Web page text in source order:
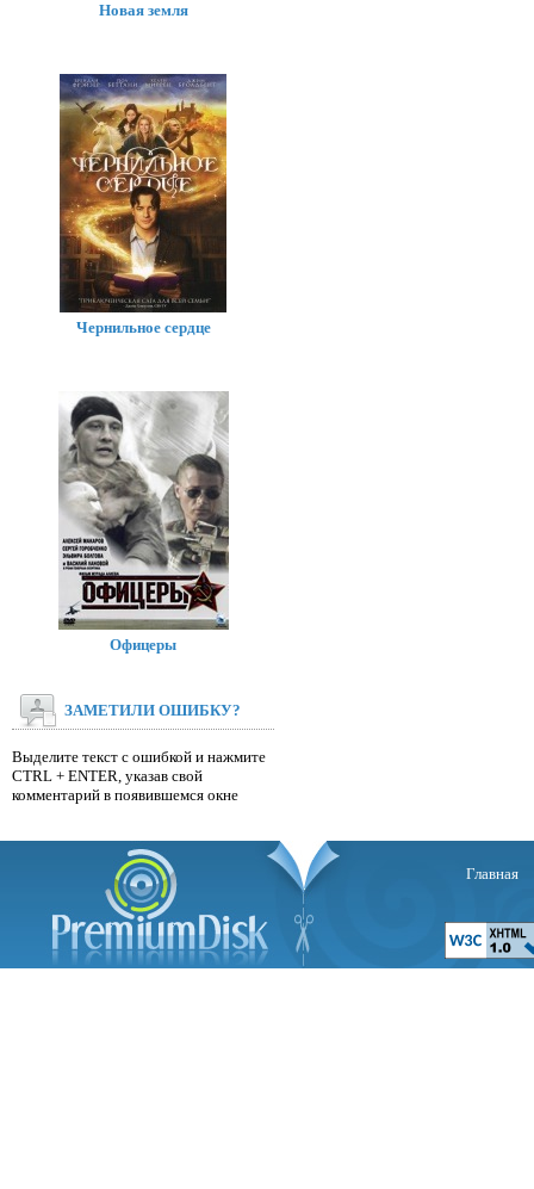
Новая земля
Чернильное сердце
Офицеры
ЗАМЕТИЛИ ОШИБКУ?
Выделите текст с ошибкой и нажмите
CTRL + ENTER, указав свой
комментарий в появившемся окне
Главная